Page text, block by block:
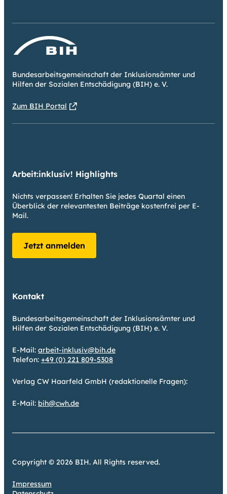
Bundesarbeitsgemeinschaft der Inklusionsämter und
Hilfen der Sozialen Entschädigung (BIH) e. V.
Zum BIH Portal
Arbeit:inklusiv! Highlights
Nichts verpassen! Erhalten Sie jedes Quartal einen
Überblick der relevantesten Beiträge kostenfrei per E-
Mail.
Jetzt anmelden
Kontakt
Bundesarbeitsgemeinschaft der Inklusionsämter und
Hilfen der Sozialen Entschädigung (BIH) e. V.
E-Mail: arbeit-inklusiv@bih.de
Telefon: +49 (0) 221 809-5308
Verlag CW Haarfeld GmbH (redaktionelle Fragen):
E-Mail: bih@cwh.de
Copyright © 2026 BIH. All Rights reserved.
Impressum